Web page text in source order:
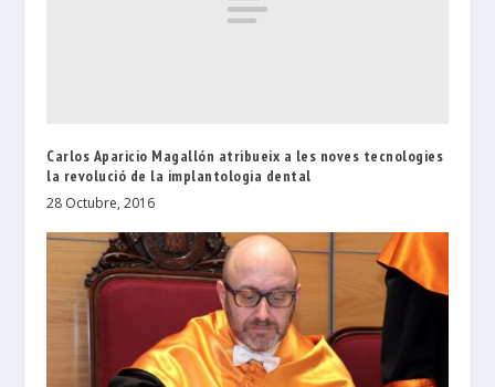
Carlos Aparicio Magallón atribueix a les noves tecnologies
la revolució de la implantologia dental
28 Octubre, 2016